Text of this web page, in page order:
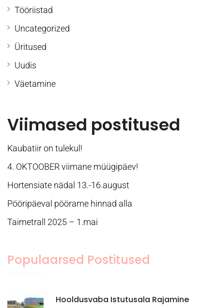
Tööriistad
Uncategorized
Üritused
Uudis
Väetamine
Viimased postitused
Kaubatiir on tulekul!
4. OKTOOBER viimane müügipäev!
Hortensiate nädal 13.-16.august
Pööripäeval pöörame hinnad alla
Taimetrall 2025 – 1.mai
Populaarsed Postitused
Hooldusvaba Istutusala Rajamine